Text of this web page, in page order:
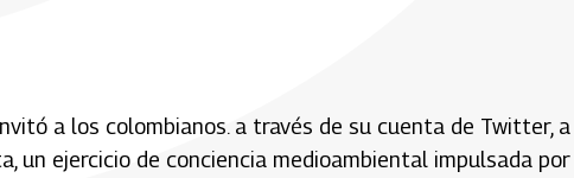
a los colombianos. a través de su cuenta de Twitter, a
un ejercicio de conciencia medioambiental impulsada por